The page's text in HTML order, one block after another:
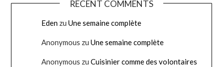
RECENT COMMENTS
Eden zuUne semaine complète
Anonymous zuUne semaine complète
Anonymous zuCuisinier comme des volontaires